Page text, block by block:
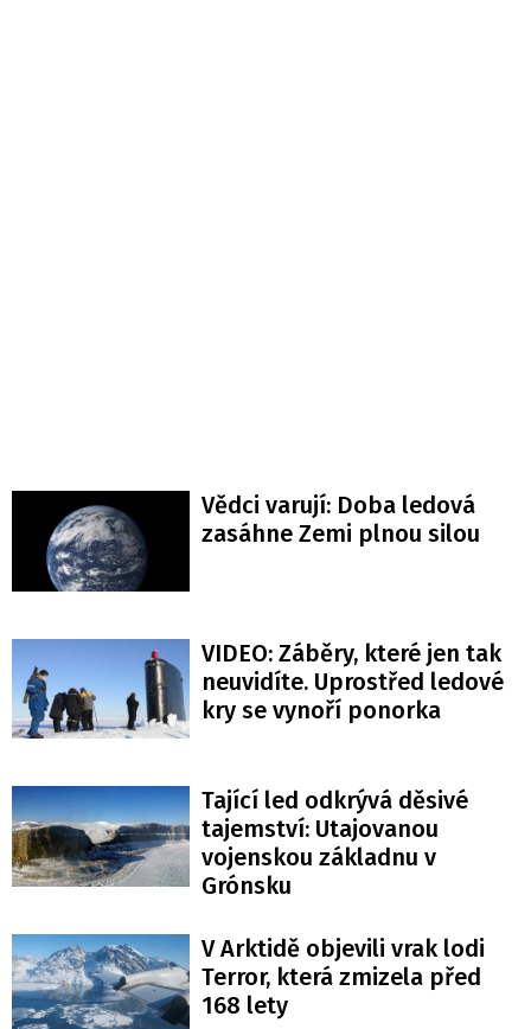
Vědci varují: Doba ledová
zasáhne Zemi plnou silou
VIDEO: Záběry, které jen tak
neuvidíte. Uprostřed ledové
kry se vynoří ponorka
Tající led odkrývá děsivé
tajemství: Utajovanou
vojenskou základnu v
Grónsku
V Arktidě objevili vrak lodi
Terror, která zmizela před
168 lety